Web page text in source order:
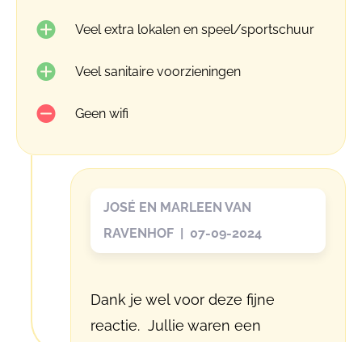
Veel extra lokalen en speel/sportschuur
Veel sanitaire voorzieningen
Geen wifi
JOSÉ EN MARLEEN VAN
RAVENHOF | 07-09-2024
Dank je wel voor deze fijne
reactie. Jullie waren een